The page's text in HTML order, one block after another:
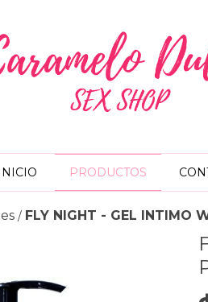
PRODUCTOS
/ FLY NIGHT - GEL INTIMO